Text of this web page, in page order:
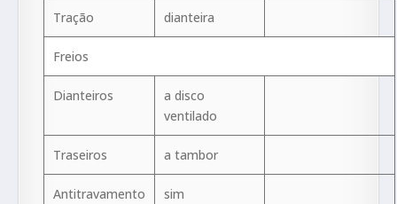
Tração dianteira
Freios
Dianteiros
a disco
ventilado
Traseiros a tambor
Antitravamento
sim